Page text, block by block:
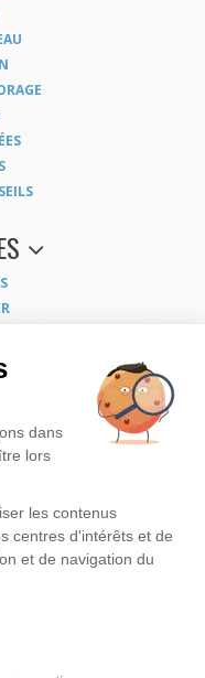
DE VENTE
expérience pour vous apporter
de meilleure qualité
dans
lors
les contenus
centres d'intérêts et de
et de navigation du